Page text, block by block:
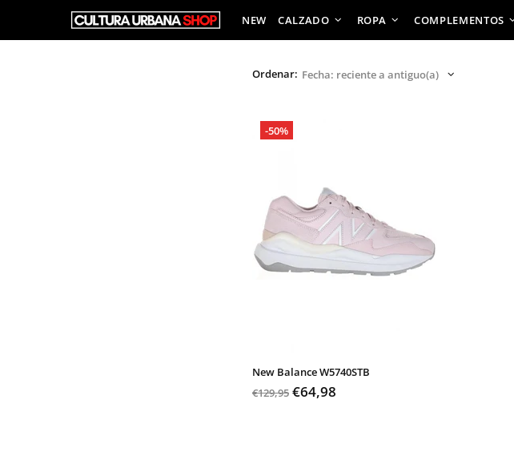
NEW CALZADO ROPA COMPLEMENTOS
Ordenar:
-50%
New Balance W5740STB
€129,95 €64,98